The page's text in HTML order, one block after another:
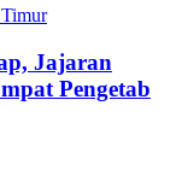
Jajaran
Pengetab